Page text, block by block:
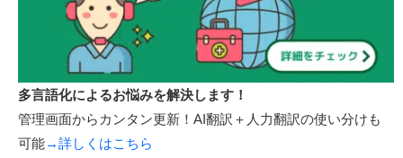
多言語化によるお悩みを解決します！
管理画面からカンタン更新！AI翻訳＋人力翻訳の使い分けも
可能→詳しくはこちら